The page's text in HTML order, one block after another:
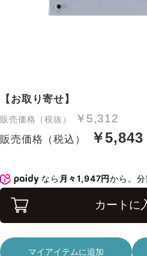
【お取り寄せ】
販売価格（税抜） ￥5,312
販売価格（税込） ￥5,843
なら 月々1,947円から。
カートに
マイアイテムに追加